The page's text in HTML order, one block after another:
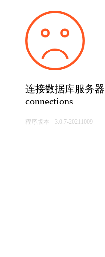
连接数据库服务
connections
程序版本：3.0.7-20211009